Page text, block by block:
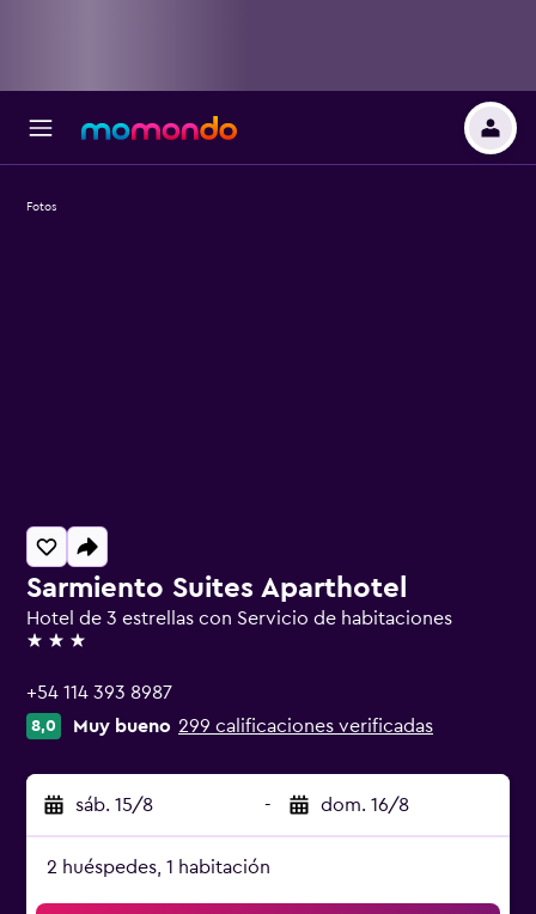
Sarmiento Suites Aparthotel
Hotel de 3 estrellas con Servicio de habitaciones
3 estrellas
+54 114 393 8987
8,0 Muy bueno 299 calificaciones verificadas
sáb. 15/8 - dom. 16/8
2 huéspedes, 1 habitación
Fotos